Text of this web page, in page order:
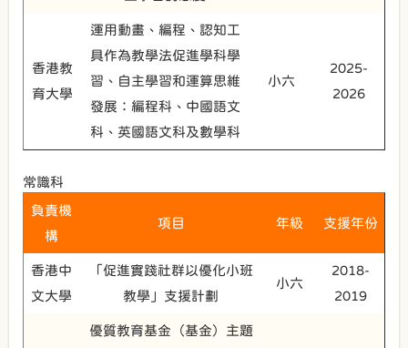
香港教
育大學
運用動畫、編程、認知工
具作為教學法促進學科學
習、自主學習和運算思維
發展：編程科、中國語文
科、英國語文科及數學科
小六
2025-
2026
常識科
負責機
構
項目 年級 支援年份
香港中
文大學
「促進實踐社群以優化小班
教學」支援計劃
小六
2018-
2019
優質教育基金（基金）主題